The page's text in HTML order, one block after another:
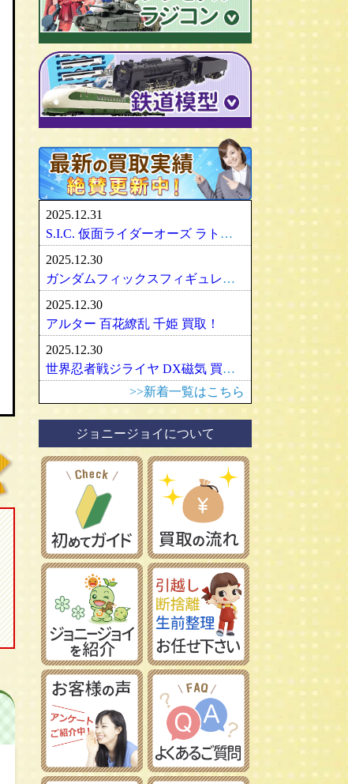
ヨネザワ/米澤玩具
ワールドコレクタブル
プレイモービル
RAH
マスターピース
M1号
S.H.モンスターアーツ
ULTRA-ACT
SDX
ホットトイズ/HOT TOYS
サイドショウ/SIDE SHOW
パリセイズ/PALISADES
メズコ/MEZCO
プレイアーツ/PLAY ARTS
RAH
VCD
すーぱーそに子
一騎当千
東方Project
涼宮ハルヒの憂鬱
化物語・偽物語
百花繚乱
アルター/ALTER
グッドスマイルカンパニー
壽屋/コトブキヤ
グリフォンエンタープライズ
フリーイング/FREEing
やまと/YAMATO
ダイキ工業/DAIKI
モモコ/momoko
ハイブリッドアクティブ/HAF
えっくす☆きゅーと
ピュアニーモ
リカちゃん
バービー
シルバニアファミリー
マドレーヌちゃん
ベアブリック・BE＠RBRICK
メディコムトイ
セキグチ
ペットワークス/PetWORKs
やまと/YAMATO
ママチャップトイ
オビツドール/OBITSU
トミカ/TOMICA
エブロ/EBBRO
ミニチャンプス
hpiレーシング
ノレブ/NOREV
ダイヤペット/Diapet
アオシマ / DISM
ブラーゴ/Bburago
ヘルパ/herpa
大盛屋 ミクロペット
イクソ/IXO
ﾋﾞｰﾋﾞｰｱｰﾙ/BBR
アメリカ車
イタリア車
フランス車
ガンダム/GUNDAM
アーマード・コア
スーパーロボット大戦
魔神英雄伝ワタル
車・バイク
戦車・軍用機・軍艦
旅客機/飛行機
船・ボート
建築物
デコトラ
ミニ四駆
タミヤ/田宮模型
ハセガワ/長谷川製作所
フジミ模型/FUJIMI
アオシマ/青島文化教材社
イマイ/IMAI /今井科学
コトブキヤ/壽屋
イタレリ/ITALERI
レベル/Revell
カトー/KATO
トミックス/TOMIX
ﾏｲｸﾛｴｰｽ/MICRO ACE
ｸﾞﾘｰﾝﾏｯｸｽ/GREENMAX
ワールド工芸
Bトレインショーティー
モデモ/MODEMO
エンドウ/TER
ピノチオ模型
鉄道模型社
レーマン/LGB
Ｎゲージ
ＨＯゲージ
Ｚゲージ
車両パーツ
ストラクチャー
Ｇゲージ
Ｏゲージ
2025.12.31
S.I.C. 仮面ライダーオーズ ラトラーターコンボ買取
2025.12.30
ガンダムフィックスフィギュレーション GFF おまとめ買取！
2025.12.30
アルター 百花繚乱 千姫 買取！
2025.12.30
世界忍者戦ジライヤ DX磁気 買取！
>>新着一覧はこちら
ジョニージョイについて